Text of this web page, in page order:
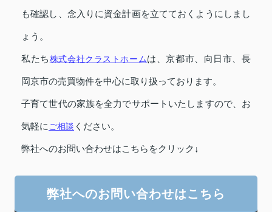
も確認し、念入りに資金計画を立てておくようにしまし
ょう。
私たち株式会社クラストホームは、京都市、向日市、長
岡京市の売買物件を中心に取り扱っております。
子育て世代の家族を全力でサポートいたしますので、お
気軽に ご相談 ください。
弊社へのお問い合わせはこちらをクリック↓
弊社へのお問い合わせはこちら